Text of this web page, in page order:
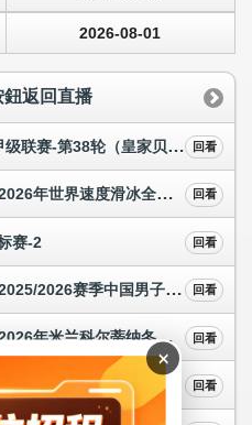
2026-08-01
返回直播
00:05 2025/2026西班牙足球甲级联赛-第38轮（皇家贝蒂斯—莱万特） 回看
01:30 实况录像（奥林匹克）-2026年世界速度滑冰全能和短距离锦标赛2 回看
赛-2 回看
04:00 实况录像（奥林匹克）-2025/2026赛季中国男子篮球职业联赛 半决赛2 回看
05:30 实况录像（奥林匹克）-2026年米兰科尔蒂纳冬奥会 高山滑雪男子大回转 回看
06:00 实况录像（奥林匹克）-2026年米兰科尔蒂纳冬奥会 花样滑冰女子单人滑 回看
×